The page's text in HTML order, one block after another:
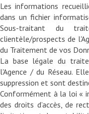
Les informations
dans un fichier
Sous-traitant du
clientèle/prospects de
du Traitement de vos
La base légale du
l'Agence / du Réseau.
suppression et sont
Conformément à la loi «
des droits d’accès, de